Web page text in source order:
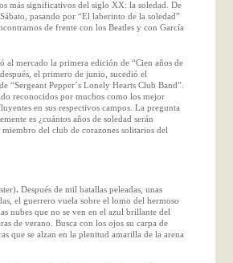
más significativos del siglo XX: la soledad. De
pasando por “El laberinto de la soledad”
de frente con los Beatles y con García
al mercado la primera edición de “Cien años de
el primero de junio, sucedió el
“Sergeant Pepper´s Lonely Hearts Club Band”.
reconocidos por muchos como los mejor
en sus respectivos campos. La pregunta
es ¿cuántos años de soledad serán
miembro del club de corazones solitarios del
. Después de mil batallas peleadas, unas
el guerrero vuela sobre el lomo del hermoso
nubes que no se ven en el azul brillante del
de verano. Busca con los ojos su carpa de
que se alzan en la plenitud amarilla de la arena